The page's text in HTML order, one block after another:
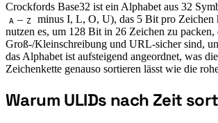
Crockfords Base32 ist ein Alphabet aus 32
A – Z
minus I, L, O, U), das 5 Bit pro
nutzen es, um 128 Bit in 26 Zeichen zu
Groß-/Kleinschreibung und URL-sicher sind,
das Alphabet ist aufsteigend angeordnet, was
Zeichenkette genauso sortieren lässt wie die
#
Warum ULIDs nach Zeit